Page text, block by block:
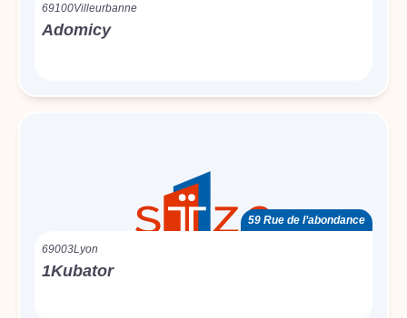
69100Villeurbanne
Adomicy
59 Rue de l’abondance
69003Lyon
1Kubator